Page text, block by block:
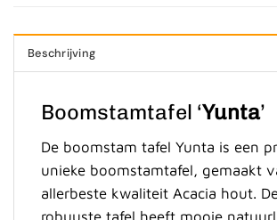
Beschrijving
Boomstamtafel ‘Yunta’
De boomstam tafel Yunta is een
unieke boomstamtafel, gemaakt
allerbeste kwaliteit Acacia hout.
robuuste tafel heeft mooie